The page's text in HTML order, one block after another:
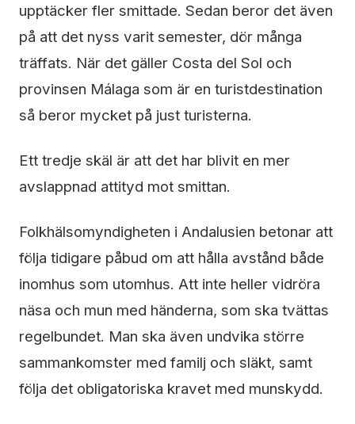
upptäcker fler smittade. Sedan beror det även
på att det nyss varit semester, dör många
träffats. När det gäller Costa del Sol och
provinsen Málaga som är en turistdestination
så beror mycket på just turisterna.
Ett tredje skäl är att det har blivit en mer
avslappnad attityd mot smittan.
Folkhälsomyndigheten i Andalusien betonar att
följa tidigare påbud om att hålla avstånd både
inomhus som utomhus. Att inte heller vidröra
näsa och mun med händerna, som ska tvättas
regelbundet. Man ska även undvika större
sammankomster med familj och släkt, samt
följa det obligatoriska kravet med munskydd.